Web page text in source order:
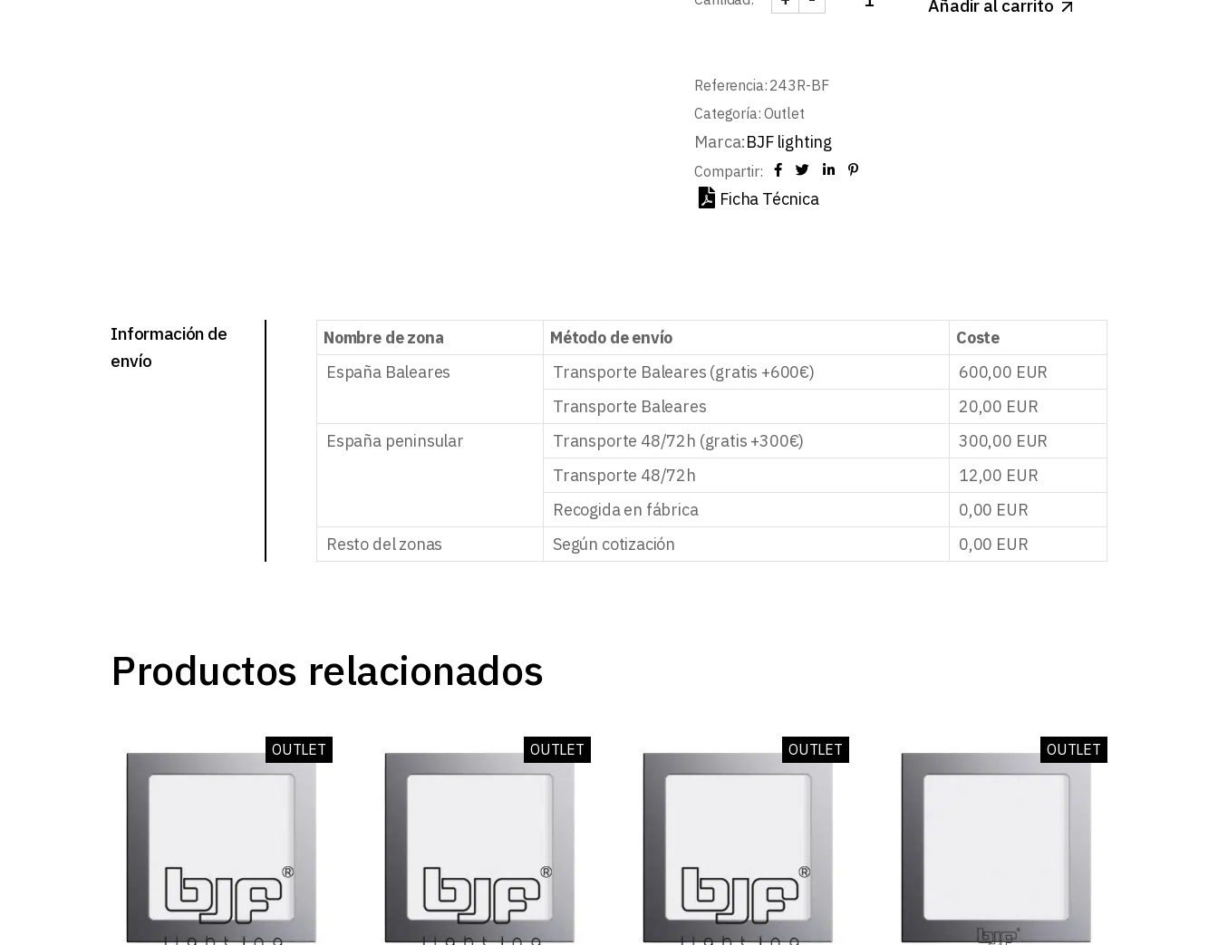
DOWNLIGHT LED SSUPERFICIE GRIS REDONDO 24W
Añadir al carrito
Referencia: 243R-BF
Categoría: Outlet
Marca:BJF lighting
Compartir:
Ficha Técnica
Información de
envío
Nombre de zona Método de envío
Coste
España Baleares
Transporte Baleares (gratis +600€) 600,00 EUR
Transporte Baleares
20,00 EUR
España peninsular
Transporte 48/72h (gratis +300€) 300,00 EUR
Transporte 48/72h
12,00 EUR
Recogida en fábrica
0,00 EUR
Resto del zonas
Según cotización 0,00 EUR
Productos relacionados
OUTLET OUTLET OUTLET OUTLET